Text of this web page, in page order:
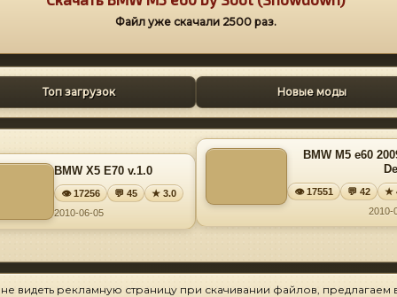
Файл уже скачали 2500раз.
Топ загрузок Новые моды
BMW X5 E70 v.1.0
👁 17256 💬 45
★ 3.0
2010-06-05
BMW M5 e60
👁 17551 💬 42
★
2010-
видеть рекламную страницу при скачивании файлов, предлагаем